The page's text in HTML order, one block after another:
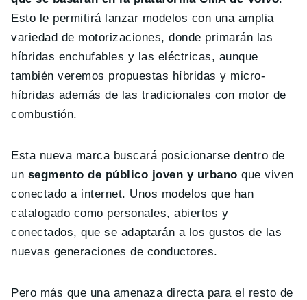
Esto le permitirá lanzar modelos con una amplia
variedad de motorizaciones, donde primarán las
híbridas enchufables y las eléctricas, aunque
también veremos propuestas híbridas y micro-
híbridas además de las tradicionales con motor de
combustión.
Esta nueva marca buscará posicionarse dentro de
un segmento de público joven y urbano que viven
conectado a internet. Unos modelos que han
catalogado como personales, abiertos y
conectados, que se adaptarán a los gustos de las
nuevas generaciones de conductores.
Pero más que una amenaza directa para el resto de